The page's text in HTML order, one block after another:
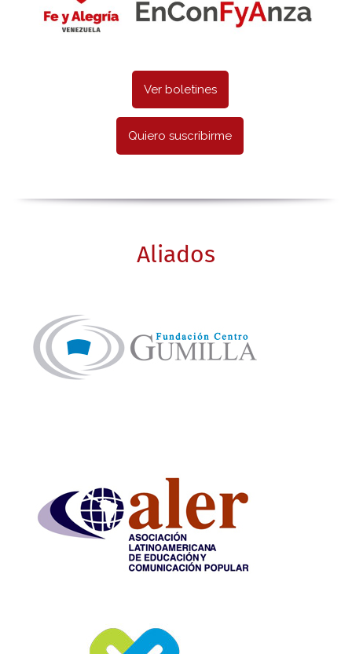
Ver boletines
Quiero suscribirme
Aliados